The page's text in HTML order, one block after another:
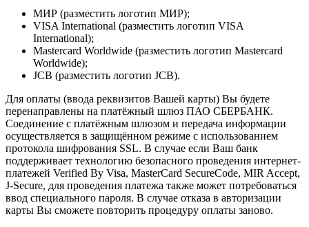
МИР (разместить логотип МИР);
VISA International (разместить логотип VISA
International);
Mastercard Worldwide (разместить логотип Mastercard
Worldwide);
JCB (разместить логотип JCB).
Для оплаты (ввода реквизитов Вашей карты) Вы будете
перенаправлены на платёжный шлюз ПАО СБЕРБАНК.
Соединение с платёжным шлюзом и передача информации
осуществляется в защищённом режиме с использованием
протокола шифрования SSL. В случае если Ваш банк
поддерживает технологию безопасного проведения интернет-
платежей Verified By Visa, MasterCard SecureCode, MIR Accept,
J-Secure, для проведения платежа также может потребоваться
ввод специального пароля. В случае отказа в авторизации
карты Вы сможете повторить процедуру оплаты заново.